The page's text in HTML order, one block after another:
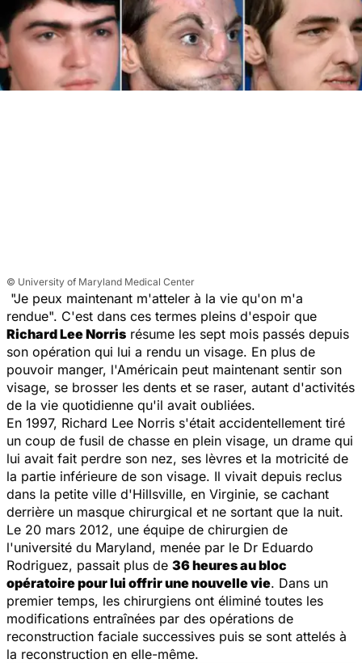
© University of Maryland Medical Center
"Je peux maintenant m'atteler à la vie qu'on m'a
rendue". C'est dans ces termes pleins d'espoir que
Richard Lee Norris résume les sept mois passés depuis
son opération qui lui a rendu un visage. En plus de
pouvoir manger, l'Américain peut maintenant sentir son
visage, se brosser les dents et se raser, autant d'activités
de la vie quotidienne qu'il avait oubliées.
En 1997, Richard Lee Norris s'était accidentellement tiré
un coup de fusil de chasse en plein visage, un drame qui
lui avait fait perdre son nez, ses lèvres et la motricité de
la partie inférieure de son visage. Il vivait depuis reclus
dans la petite ville d'Hillsville, en Virginie, se cachant
derrière un masque chirurgical et ne sortant que la nuit.
Le 20 mars 2012, une équipe de chirurgien de
l'université du Maryland, menée par le Dr Eduardo
Rodriguez, passait plus de 36 heures au bloc
opératoire pour lui offrir une nouvelle vie. Dans un
premier temps, les chirurgiens ont éliminé toutes les
modifications entraînées par des opérations de
reconstruction faciale successives puis se sont attelés à
la reconstruction en elle-même.